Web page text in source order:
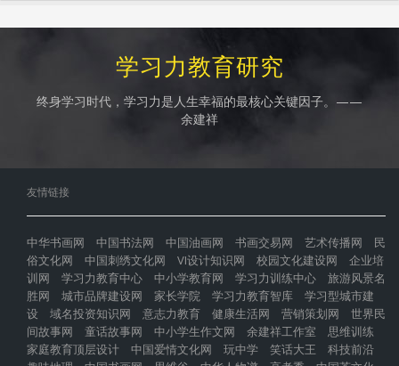
学习力教育研究
终身学习时代，学习力是人生幸福的最核心关键因子。——
余建祥
友情链接
中华书画网 中国书法网 中国油画网 书画交易网 艺术传播网
民
俗文化网
中国刺绣文化网 VI设计知识网 校园文化建设网
企业培
训网
学习力教育中心 中小学教育网 学习力训练中心
旅游风景名
胜网
城市品牌建设网 家长学院 学习力教育智库
学习型城市建
设
域名投资知识网 意志力教育 健康生活网 营销策划网
世界民
间故事网
童话故事网 中小学生作文网 余建祥工作室
思维训练
家庭教育顶层设计
中国爱情文化网 玩中学 笑话大王
科技前沿